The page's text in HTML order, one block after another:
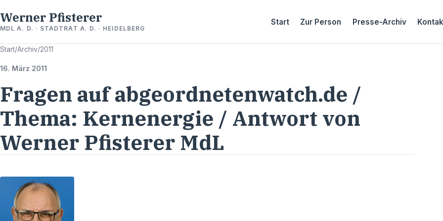
Werner Pfisterer
MDL A. D. · STADTRAT A. D. · HEIDELBERG
Start Zur Person Presse-Archiv
Start/Archiv/2011
16. März 2011
Fragen auf abgeordnetenwatch.de /
Thema: Kernenergie / Antwort von
Werner Pfisterer MdL